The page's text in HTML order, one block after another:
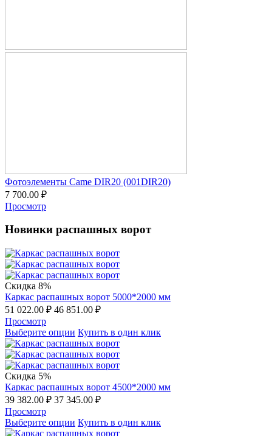
Фотоэлементы Came DIR20 (001DIR20)
7 700.00 ₽
Просмотр
Новинки распашных ворот
Скидка 8%
Каркас распашных ворот 5000*2000 мм
51 022.00 ₽ 46 851.00 ₽
Просмотр
Выберите опции Купить в один клик
Скидка 5%
Каркас распашных ворот 4500*2000 мм
39 382.00 ₽ 37 345.00 ₽
Просмотр
Выберите опции Купить в один клик